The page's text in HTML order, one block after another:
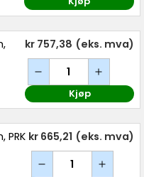
kr 757,38 (eks. mva)
Kjøp
PRK kr 665,21 (eks. mva)